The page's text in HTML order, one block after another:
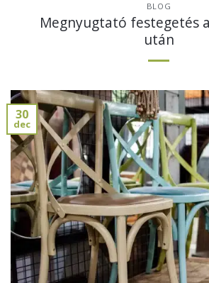
BLOG
Megnyugtató festegetés
után
30
dec